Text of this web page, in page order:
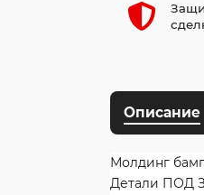
Описание
Молдинг
Детали ПОД